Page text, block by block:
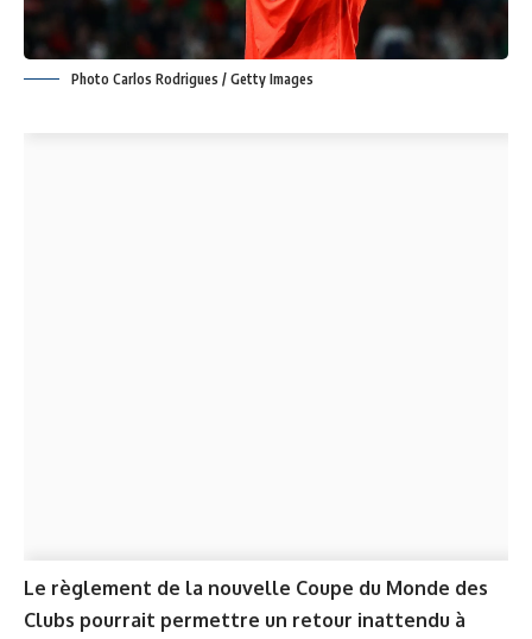
Photo Carlos Rodrigues / Getty Images
Le règlement de la nouvelle Coupe du Monde des
Clubs pourrait permettre un retour inattendu à